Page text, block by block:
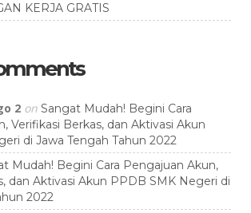
KERJA GRATIS
2 on Sangat Mudah! Begini Cara
Verifikasi Berkas, dan Aktivasi Akun
di Jawa Tengah Tahun 2022
Mudah! Begini Cara Pengajuan Akun,
dan Aktivasi Akun PPDB SMK Negeri di
2022